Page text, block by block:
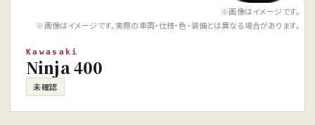
※画像はイメージです。
※画像はイメージです。実際の車両・仕様・色・装備とは異なる場合があります。
Kawasaki
Ninja 400
未確認